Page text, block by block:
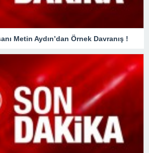
Metin Aydın’dan Örnek Davranış !